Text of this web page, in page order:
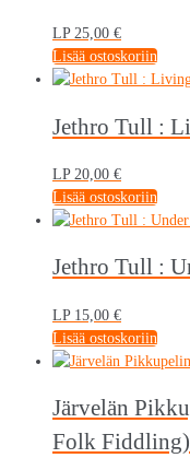
LP 25,00 €
Lisää ostoskoriin
Jethro Tull :
LP 20,00 €
Lisää ostoskoriin
Jethro Tull :
LP 15,00 €
Lisää ostoskoriin
Järvelän
Folk Fiddling)